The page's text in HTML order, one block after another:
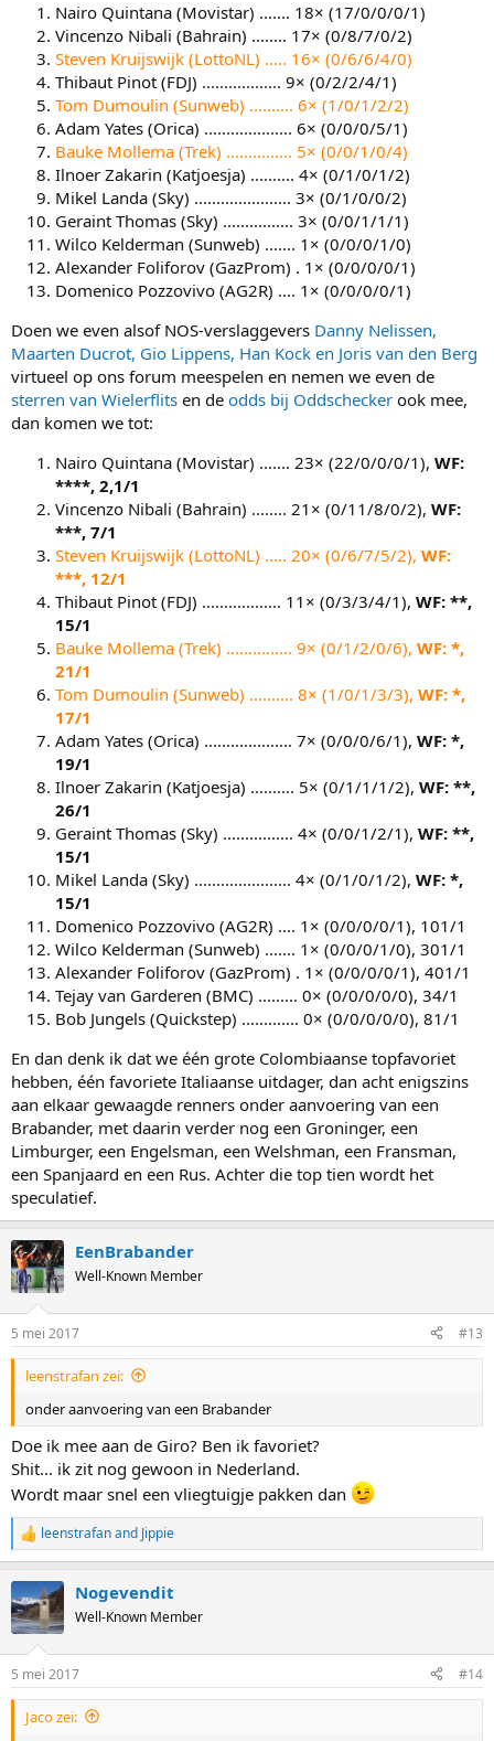
Nairo Quintana (Movistar) ....... 18× (17/0/0/0/1)
Vincenzo Nibali (Bahrain) ........ 17× (0/8/7/0/2)
Steven Kruijswijk (LottoNL) ..... 16× (0/6/6/4/0)
Thibaut Pinot (FDJ) .................. 9× (0/2/2/4/1)
Tom Dumoulin (Sunweb) .......... 6× (1/0/1/2/2)
Adam Yates (Orica) .................... 6× (0/0/0/5/1)
Bauke Mollema (Trek) ............... 5× (0/0/1/0/4)
Ilnoer Zakarin (Katjoesja) .......... 4× (0/1/0/1/2)
Mikel Landa (Sky) ...................... 3× (0/1/0/0/2)
Geraint Thomas (Sky) ................ 3× (0/0/1/1/1)
Wilco Kelderman (Sunweb) ....... 1× (0/0/0/1/0)
Alexander Foliforov (GazProm) . 1× (0/0/0/0/1)
Domenico Pozzovivo (AG2R) .... 1× (0/0/0/0/1)
Doen we even alsof NOS-verslaggevers Danny Nelissen,
Maarten Ducrot, Gio Lippens, Han Kock en Joris van den Berg
virtueel op ons forum meespelen en nemen we even de
sterren van Wielerflits en de odds bij Oddschecker ook mee,
dan komen we tot:
Nairo Quintana (Movistar) ....... 23× (22/0/0/0/1), WF:
****, 2,1/1
Vincenzo Nibali (Bahrain) ........ 21× (0/11/8/0/2), WF:
***, 7/1
Steven Kruijswijk (LottoNL) ..... 20× (0/6/7/5/2), WF:
***, 12/1
Thibaut Pinot (FDJ) .................. 11× (0/3/3/4/1), WF: **,
15/1
Bauke Mollema (Trek) ............... 9× (0/1/2/0/6), WF: *,
21/1
Tom Dumoulin (Sunweb) .......... 8× (1/0/1/3/3), WF: *,
17/1
Adam Yates (Orica) .................... 7× (0/0/0/6/1), WF: *,
19/1
Ilnoer Zakarin (Katjoesja) .......... 5× (0/1/1/1/2), WF: **,
26/1
Geraint Thomas (Sky) ................ 4× (0/0/1/2/1), WF: **,
15/1
Mikel Landa (Sky) ...................... 4× (0/1/0/1/2), WF: *,
15/1
Domenico Pozzovivo (AG2R) .... 1× (0/0/0/0/1), 101/1
Wilco Kelderman (Sunweb) ....... 1× (0/0/0/1/0), 301/1
Alexander Foliforov (GazProm) . 1× (0/0/0/0/1), 401/1
Tejay van Garderen (BMC) ......... 0× (0/0/0/0/0), 34/1
Bob Jungels (Quickstep) ............. 0× (0/0/0/0/0), 81/1
En dan denk ik dat we één grote Colombiaanse topfavoriet
hebben, één favoriete Italiaanse uitdager, dan acht enigszins
aan elkaar gewaagde renners onder aanvoering van een
Brabander, met daarin verder nog een Groninger, een
Limburger, een Engelsman, een Welshman, een Fransman,
een Spanjaard en een Rus. Achter die top tien wordt het
speculatief.
EenBrabander
Well-Known Member
5 mei 2017 #13
leenstrafan zei:
onder aanvoering van een Brabander
Doe ik mee aan de Giro? Ben ik favoriet?
Shit... ik zit nog gewoon in Nederland.
Wordt maar snel een vliegtuigje pakken dan
R
e
c
t
i
s
:
leenstrafanand Jippie
Nogevendit
Well-Known Member
5 mei 2017 #14
Jaco zei: